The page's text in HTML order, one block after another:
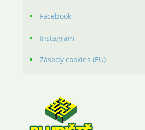
Facebook
Instagram
Zásady cookies (EU)